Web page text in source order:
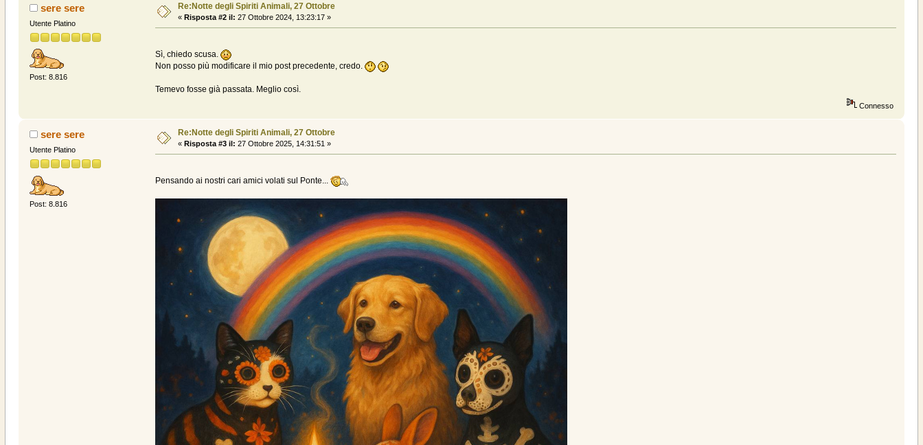
sere sere
Utente Platino
Post: 8.816
Re:Notte degli Spiriti Animali, 27 Ottobre
« Risposta #2 il: 27 Ottobre 2024, 13:23:17 »
Sì, chiedo scusa.
Non posso più modificare il mio post precedente, credo.
Temevo fosse già passata. Meglio così.
Connesso
sere sere
Utente Platino
Post: 8.816
Re:Notte degli Spiriti Animali, 27 Ottobre
« Risposta #3 il: 27 Ottobre 2025, 14:31:51 »
Pensando ai nostri cari amici volati sul Ponte...